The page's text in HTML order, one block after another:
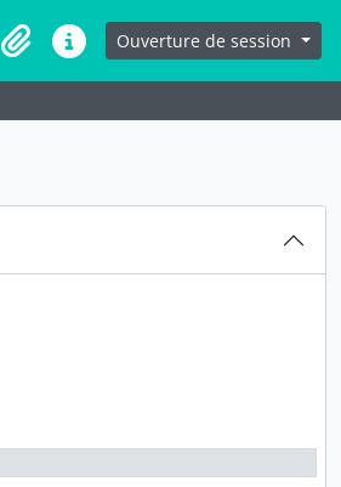
Presse-papier
Liens rapidesOuverture de session